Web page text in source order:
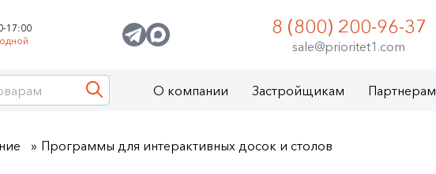
17:00
8 (800) 200-96-37
sale@prioritet1.com
О компании Застройщикам Партнерам
Программы для интерактивных досок и столов